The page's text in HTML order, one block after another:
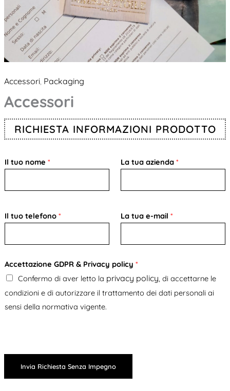
Accessori, Packaging
Accessori
RICHIESTA INFORMAZIONI PRODOTTO
Il tuo nome * La tua azienda *
Il tuo telefono * La tua e-mail *
Accettazione GDPR & Privacy policy *
Confermo di aver letto la privacy policy, di accettarne le
condizioni e di autorizzare il trattamento dei dati personali ai
sensi della normativa vigente.
Invia Richiesta Senza Impegno